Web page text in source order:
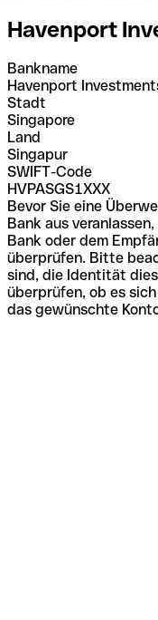
Havenport
Bankname
Havenport
Stadt
Singapore
Land
Singapur
SWIFT-Code
HVPASGS1XXX
Bevor Sie eine
Bank aus
Bank oder dem
überprüfen. Bitte
sind, die Identität
überprüfen, ob es
das gewünschte